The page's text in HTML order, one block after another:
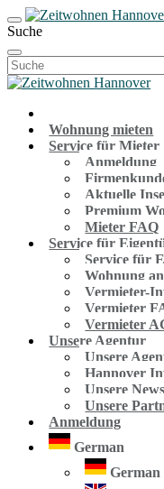
Suche
Suchen
nach:
Wohnung mieten
Service für Mieter
Anmeldung
Aktuelle
Premium
Mieter FAQ
Service für
Service für
Wohnung
Vermieter-
Vermieter
Vermieter
Unsere Agentur
Unsere
Hannover
Unsere News
Unsere
Anmeldung
German
German